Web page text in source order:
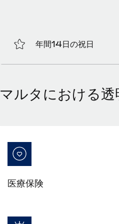
年間14日の祝日
マルタにおける透
医療保険